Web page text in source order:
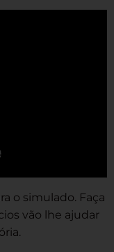
o simulado. Faça
vão lhe ajudar